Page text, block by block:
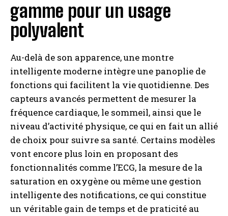
gamme pour un usage
polyvalent
Au-delà de son apparence, une montre
intelligente moderne intègre une panoplie de
fonctions qui facilitent la vie quotidienne. Des
capteurs avancés permettent de mesurer la
fréquence cardiaque, le sommeil, ainsi que le
niveau d’activité physique, ce qui en fait un allié
de choix pour suivre sa santé. Certains modèles
vont encore plus loin en proposant des
fonctionnalités comme l’ECG, la mesure de la
saturation en oxygène ou même une gestion
intelligente des notifications, ce qui constitue
un véritable gain de temps et de praticité au